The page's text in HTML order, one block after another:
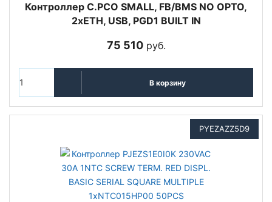
Контроллер C.PCO SMALL, FB/BMS NO OPTO,
2xETH, USB, PGD1 BUILT IN
75 510руб.
В корзину
PYEZAZZ5D9